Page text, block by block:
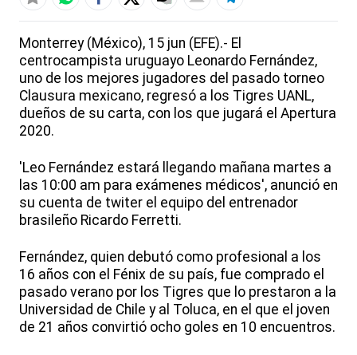
Monterrey (México), 15 jun (EFE).- El
centrocampista uruguayo Leonardo Fernández,
uno de los mejores jugadores del pasado torneo
Clausura mexicano, regresó a los Tigres UANL,
dueños de su carta, con los que jugará el Apertura
2020.
'Leo Fernández estará llegando mañana martes a
las 10:00 am para exámenes médicos', anunció en
su cuenta de twiter el equipo del entrenador
brasileño Ricardo Ferretti.
Fernández, quien debutó como profesional a los
16 años con el Fénix de su país, fue comprado el
pasado verano por los Tigres que lo prestaron a la
Universidad de Chile y al Toluca, en el que el joven
de 21 años convirtió ocho goles en 10 encuentros.